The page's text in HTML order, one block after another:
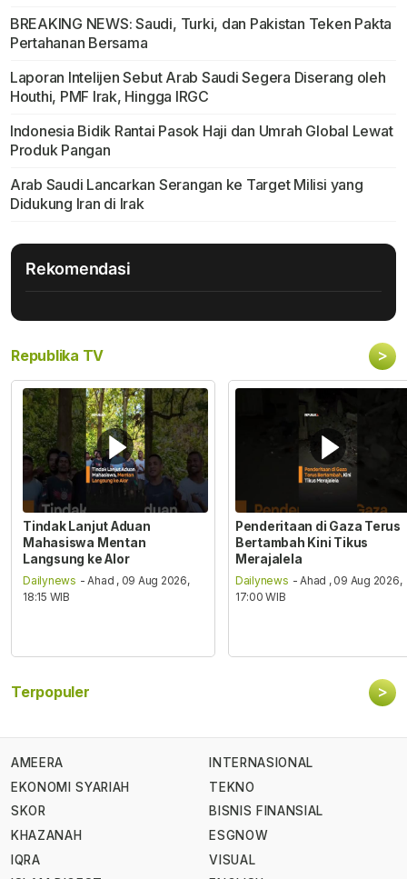
BREAKING NEWS: Saudi, Turki, dan Pakistan Teken Pakta
Pertahanan Bersama
Laporan Intelijen Sebut Arab Saudi Segera Diserang oleh
Houthi, PMF Irak, Hingga IRGC
Indonesia Bidik Rantai Pasok Haji dan Umrah Global Lewat
Produk Pangan
Arab Saudi Lancarkan Serangan ke Target Milisi yang
Didukung Iran di Irak
Rekomendasi
Republika TV >
Tindak Lanjut Aduan
Mahasiswa Mentan
Langsung ke Alor
Dailynews - Ahad , 09 Aug 2026,
18:15 WIB
Penderitaan di Gaza Terus
Bertambah Kini Tikus
Merajalela
Dailynews - Ahad , 09 Aug 2026,
17:00 WIB
Terpopuler >
AMEERA
EKONOMI SYARIAH
SKOR
KHAZANAH
IQRA
INTERNASIONAL
TEKNO
BISNIS FINANSIAL
ESGNOW
VISUAL